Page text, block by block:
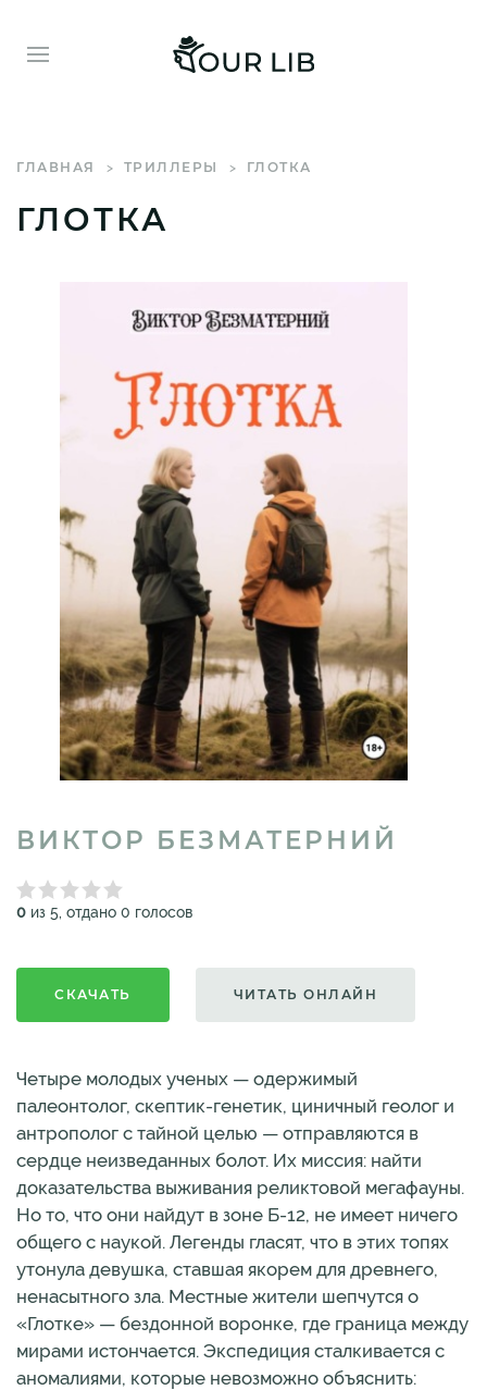
ГЛАВНАЯ ТРИЛЛЕРЫ ГЛОТКА
ГЛОТКА
ВИКТОР БЕЗМАТЕРНИЙ
0 из 5, отдано 0 голосов
СКАЧАТЬ ЧИТАТЬ ОНЛАЙН
Четыре молодых ученых — одержимый
палеонтолог, скептик-генетик, циничный геолог и
антрополог с тайной целью — отправляются в
сердце неизведанных болот. Их миссия: найти
доказательства выживания реликтовой мегафауны.
Но то, что они найдут в зоне Б-12, не имеет ничего
общего с наукой. Легенды гласят, что в этих топях
утонула девушка, ставшая якорем для древнего,
ненасытного зла. Местные жители шепчутся о
«Глотке» — бездонной воронке, где граница между
мирами истончается. Экспедиция сталкивается с
аномалиями, которые невозможно объяснить: